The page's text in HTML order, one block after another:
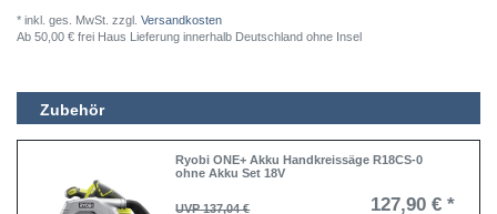
* inkl. ges. MwSt. zzgl. Versandkosten
Ab 50,00 € frei Haus Lieferung innerhalb Deutschland ohne Insel
Zubehör
Ryobi ONE+ Akku Handkreissäge R18CS-0
ohne Akku Set 18V
UVP 137,04 € 127,90 € *